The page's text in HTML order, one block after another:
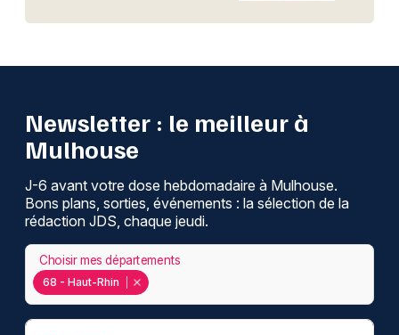
Newsletter : le meilleur à
Mulhouse
J-6 avant votre dose hebdomadaire à Mulhouse.
Bons plans, sorties, événements : la sélection de la
rédaction JDS, chaque jeudi.
68 - Haut-Rhin
Choisir mes départements